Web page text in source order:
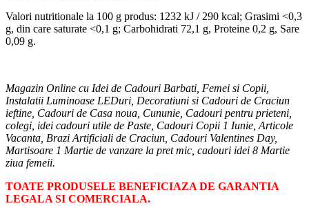
Valori nutritionale la 100 g produs: 1232 kJ / 290 kcal; Grasimi <0,3
g, din care saturate <0,1 g; Carbohidrati 72,1 g, Proteine 0,2 g, Sare
0,09 g.
Magazin Online cu Idei de Cadouri Barbati, Femei si Copii,
Instalatii Luminoase LEDuri, Decoratiuni si Cadouri de Craciun
ieftine, Cadouri de Casa noua, Cununie, Cadouri pentru prieteni,
colegi, idei cadouri utile de Paste, Cadouri Copii 1 Iunie, Articole
Vacanta, Brazi Artificiali de Craciun, Cadouri Valentines Day,
Martisoare 1 Martie de vanzare la pret mic, cadouri idei 8 Martie
ziua femeii.
TOATE PRODUSELE BENEFICIAZA DE GARANTIA
LEGALA SI COMERCIALA.